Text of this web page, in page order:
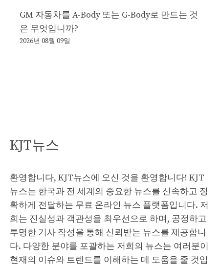
GM 자동차를 A-Body 또는 G-Body로 만드는 것
은 무엇입니까?
2026년 08월 09일
KJT뉴스
환영합니다, KJT뉴스에 오신 것을 환영합니다! KJT
뉴스는 한국과 전 세계의 중요한 뉴스를 신속하고 정
확하게 전달하는 무료 온라인 뉴스 플랫폼입니다. 저
희는 진실성과 객관성을 최우선으로 하며, 공정하고
투명한 기사 작성을 통해 신뢰받는 뉴스를 제공합니
다. 다양한 분야를 포괄하는 저희의 뉴스는 여러분이
현재의 이슈와 트렌드를 이해하는 데 도움을 줄 것입